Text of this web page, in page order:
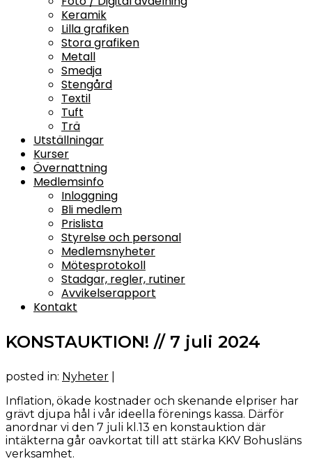
Keramik
Lilla grafiken
Stora grafiken
Metall
Smedja
Stengård
Textil
Tuft
Trä
Utställningar
Kurser
Övernattning
Medlemsinfo
Inloggning
Bli medlem
Prislista
Styrelse och personal
Medlemsnyheter
Mötesprotokoll
Stadgar, regler, rutiner
Avvikelserapport
Kontakt
KONSTAUKTION! // 7 juli 2024
posted in: Nyheter
Inflation, ökade kostnader och skenande elpriser har
grävt djupa hål i vår ideella förenings kassa. Därför
anordnar vi den 7 juli kl.13 en konstauktion där
intäkterna går oavkortat till att stärka KKV Bohusläns
verksamhet.